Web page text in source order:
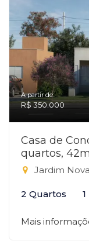
A partir de:
R$ 350.000
Casa de
quartos,
Jardim
2 Quartos
Mais